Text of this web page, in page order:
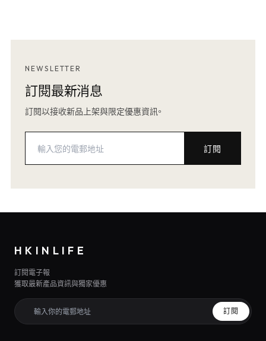
NEWSLETTER
訂閱最新消息
訂閱以接收新品上架與限定優惠資訊。
訂閱
HKINLIFE
訂閱電子報
獲取最新產品資訊與獨家優惠
訂閱